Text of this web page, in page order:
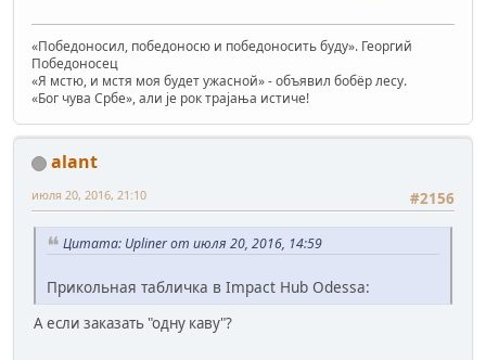
«Победоносил, победоносю и победоносить буду». Георгий
Победоносец
«Я мстю, и мстя моя будет ужасной» - объявил бобёр лесу.
«Бог чува Србе», али је рок трајања истиче!
alant
#2156
июля 20, 2016, 21:10
Цитата: Upliner от июля 20, 2016, 14:59
Прикольная табличка в Impact Hub Odessa:
А если заказать "одну каву"?